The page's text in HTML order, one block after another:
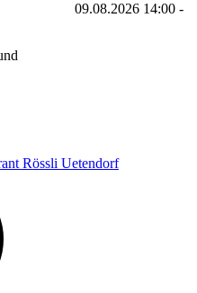
09.08.2026 14:00 -
Rössli Uetendorf